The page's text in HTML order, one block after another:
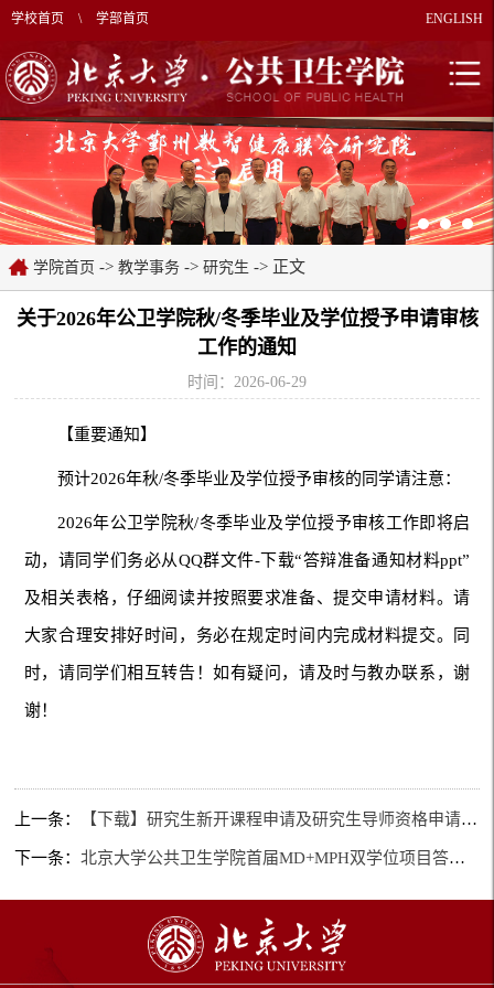
学校首页 \ 学部首页 ENGLISH
学院首页 -> 教学事务 -> 研究生 -> 正文
关于2026年公卫学院秋/冬季毕业及学位授予申请审核
工作的通知
时间：2026-06-29
【重要通知】
预计2026年秋/冬季毕业及学位授予审核的同学请注意：
2026年公卫学院秋/冬季毕业及学位授予审核工作即将启
动，请同学们务必从QQ群文件-下载“答辩准备通知材料ppt”
及相关表格，仔细阅读并按照要求准备、提交申请材料。请
大家合理安排好时间，务必在规定时间内完成材料提交。同
时，请同学们相互转告！如有疑问，请及时与教办联系，谢
谢！
上一条： 【下载】研究生新开课程申请及研究生导师资格申请-2025年新修
下一条：北京大学公共卫生学院首届MD+MPH双学位项目答辩会顺利举行